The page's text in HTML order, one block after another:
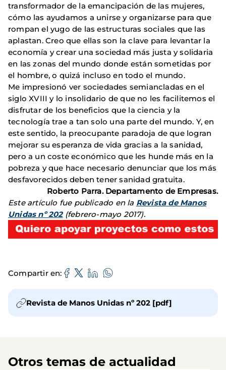
transformador de la emancipación de las mujeres,
cómo las ayudamos a unirse y organizarse para que
rompan el yugo de las estructuras sociales que las
aplastan. Creo que ellas son la clave para levantar la
economía y crear una sociedad más justa y solidaria
en las zonas del mundo donde están sometidas por
el hombre, o quizá incluso en todo el mundo.
Me impresionó ver sociedades semiancladas en el
siglo XVIII y lo insolidario de que no les facilitemos el
disfrutar de los beneficios que la ciencia y la
tecnología trae a tan solo una parte del mundo. Y, en
este sentido, la preocupante paradoja de que logran
mejorar su esperanza de vida gracias a la sanidad,
pero a un coste económico que les hunde más en la
pobreza y que hace necesario denunciar que los más
desfavorecidos deben tener sanidad gratuita.
Roberto Parra. Departamento de Empresas.
Este artículo fue publicado en la Revista de Manos
Unidas nº 202(febrero-mayo 2017).
Compartir en
Revista de Manos Unidas nº 202 [pdf]
Otros temas de actualidad